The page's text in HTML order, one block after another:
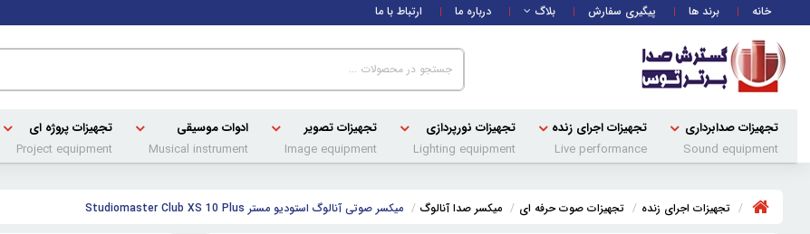
خانه برند ها پیگیری سفارش بلاگ درباره ما ارتباط با ما
تجهیزات صدابرداری
Sound equipment
تجهیزات اجرای زنده
Live performance
تجهیزات نورپردازی
Lighting equipment
تجهیزات تصویر
Image equipment
ادوات موسیقی
Musical instrument
تجهیزات پروژه ای
Project equipment
تجهیزات اجرای زنده تجهیزات صوت حرفه ای میکسر صدا آنالوگ میکسر صوتی آنالوگ استودیو مستر Studiomaster Club XS 10 Plus